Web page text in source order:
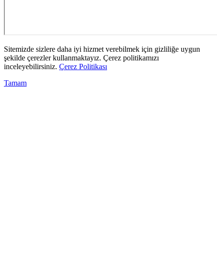
Sitemizde sizlere daha iyi hizmet verebilmek için gizliliğe uygun
şekilde çerezler kullanmaktayız. Çerez politikamızı
inceleyebilirsiniz. Çerez Politikası
Tamam